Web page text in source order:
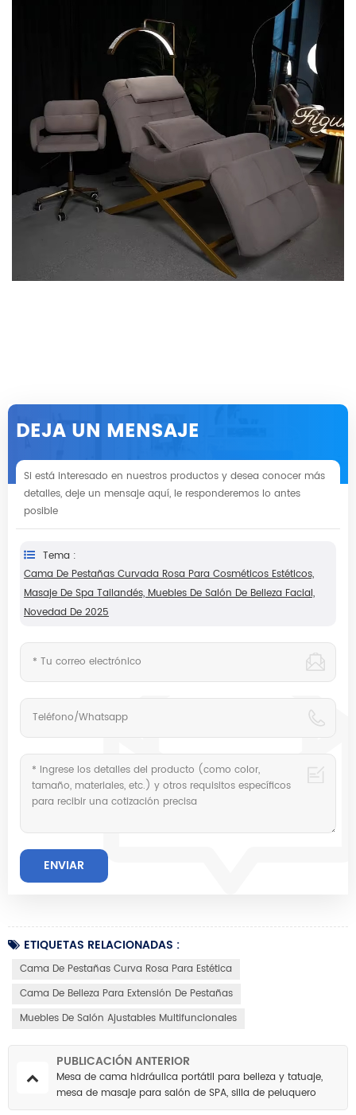
DEJA UN MENSAJE
Si está interesado en nuestros productos y desea conocer más
detalles, deje un mensaje aquí, le responderemos lo antes
posible
Tema :
Cama De Pestañas Curvada Rosa Para Cosméticos Estéticos,
Masaje De Spa Tailandés, Muebles De Salón De Belleza Facial,
Novedad De 2025
ETIQUETAS RELACIONADAS :
Cama De Pestañas Curva Rosa Para Estética
Cama De Belleza Para Extensión De Pestañas
Muebles De Salón Ajustables Multifuncionales
PUBLICACIÓN ANTERIOR
Mesa de cama hidráulica portátil para belleza y tatuaje,
mesa de masaje para salón de SPA, silla de peluquero